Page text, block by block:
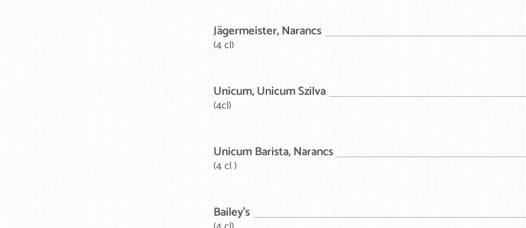
Jägermeister, Narancs
(4 cl)
Unicum, Unicum Szilva
(4cl)
Unicum Barista, Narancs
(4 cl )
Bailey's